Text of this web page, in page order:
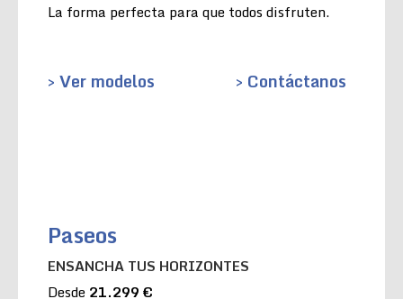
La forma perfecta para que todos disfruten.
> Ver modelos > Contáctanos
Paseos
ENSANCHA TUS HORIZONTES
Desde 21.299 €